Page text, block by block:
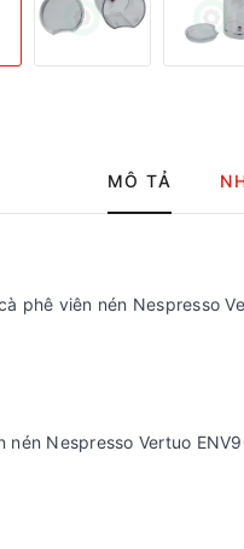
MÔ TẢ
phê viên nén Nespresso
Nespresso Vertuo